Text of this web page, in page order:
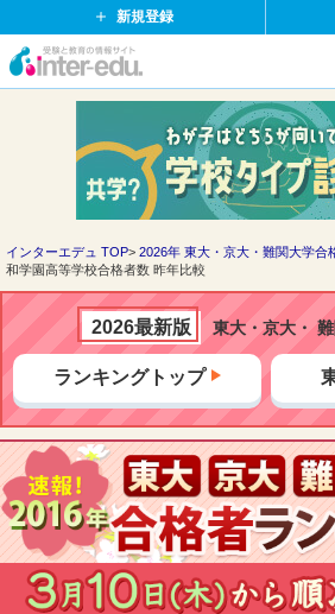
新規登録
イ
ド
ッ
ト
インターエデュ TOP 2026年 東大・京大・難関大学合
和学園高等学校合格者数 昨年比較
2026最新版 東大・京大・
ランキングトップ